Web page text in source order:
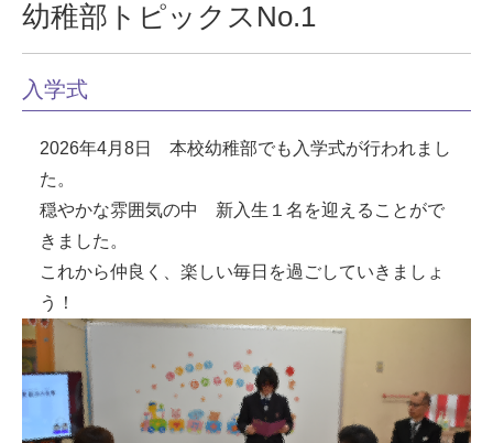
幼稚部トピックスNo.1
入学式
2026年4月8日 本校幼稚部でも入学式が行われまし
た。
穏やかな雰囲気の中 新入生１名を迎えることがで
きました。
これから仲良く、楽しい毎日を過ごしていきましょ
う！